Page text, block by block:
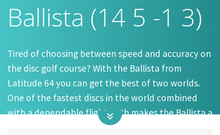
Ballista (14 5 -1 3)
Tired of choosing between speed and accuracy on
the disc golf course? With the Ballista from
Latitude 64 you can get the best of two worlds.
One of the fastest discs in the world combined
with a dependable flight path makes the Ballista a
must-have in your bag. It will be overstable for